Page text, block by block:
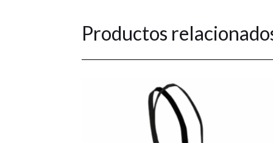
Productos